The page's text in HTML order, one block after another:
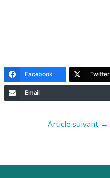
Facebook Twitter
Email
Article suivant →